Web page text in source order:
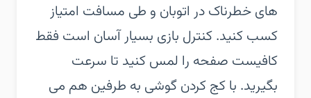
های خطرناک در اتوبان و طی مسافت امتیاز
کسب کنید. کنترل بازی بسیار آسان است فقط
کافیست صفحه را لمس کنید تا سرعت
بگیرید. با کج کردن گوشی به طرفین هم می